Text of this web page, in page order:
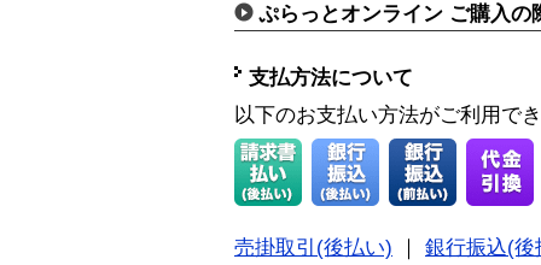
ぷらっとオンライン ご購入の
支払方法について
以下のお支払い方法がご利用で
売掛取引(後払い)
銀行振込(後